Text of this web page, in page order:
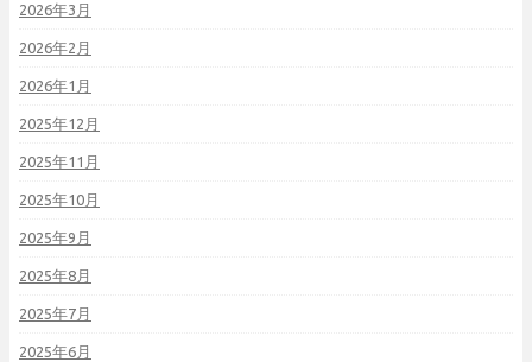
2026年3月
2026年2月
2026年1月
2025年12月
2025年11月
2025年10月
2025年9月
2025年8月
2025年7月
2025年6月